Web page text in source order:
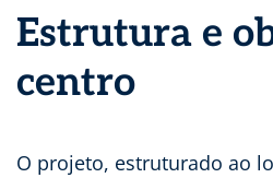
Estrutura e
centro
O projeto, estruturado ao